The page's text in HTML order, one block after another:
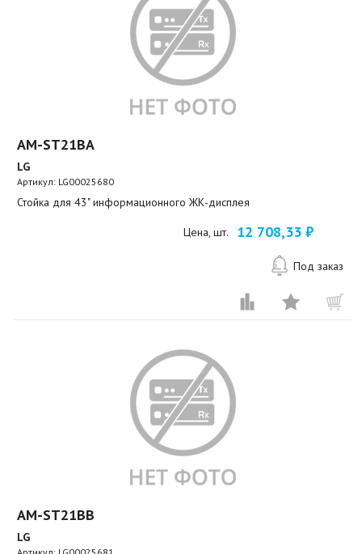
AM-ST21BA
LG
Артикул: LG00025680
Стойка для 43" информационного ЖК-дисплея
Цена, шт. 12 708,33 ₽
Под заказ
AM-ST21BB
LG